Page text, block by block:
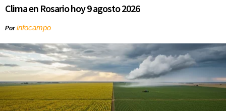
Clima en Rosario hoy 9 agosto 2026
Porinfocampo